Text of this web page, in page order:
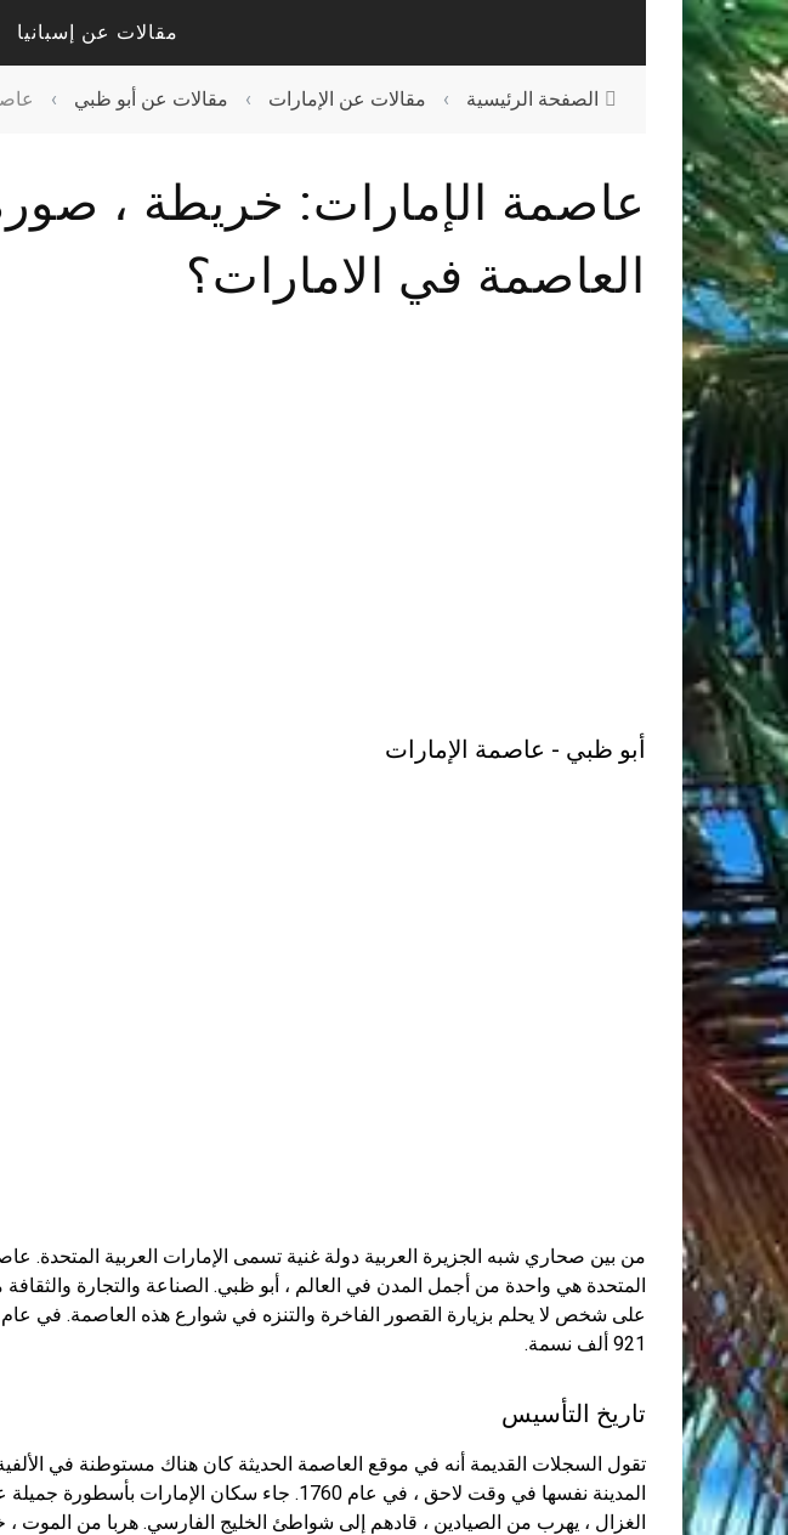
مقالات عن إسبانيا
مقالات حول فالنسيا
الصفحة الرئيسية › مقالات عن الإمارات › مقالات عن أبو ظبي ›
عاصمة الإمارات: خريطة ،
العاصمة في الامارات؟
أبو ظبي - عاصمة الإمارات
من بين صحاري شبه الجزيرة العربية دولة غنية تسمى الإمارات العربية المتحدة.
المتحدة هي واحدة من أجمل المدن في العالم ، أبو ظبي. الصناعة والتجارة
921 ألف نسمة.
تاريخ التأسيس
تقول السجلات القديمة أنه في موقع العاصمة الحديثة كان هناك مستوطنة في
المدينة نفسها في وقت لاحق ، في عام 1760. جاء سكان
الغزال ، يهرب من الصيادين ، قادهم إلى شواطئ الخليج الفارسي. هربا من الموت